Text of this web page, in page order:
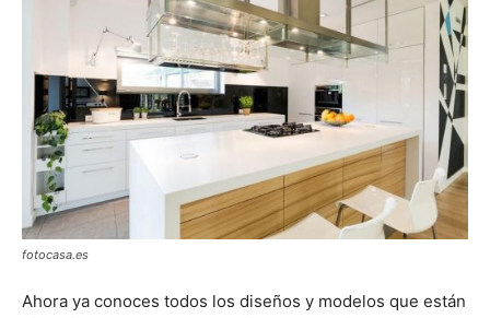
fotocasa.es
Ahora ya conoces todos los diseños y modelos que están